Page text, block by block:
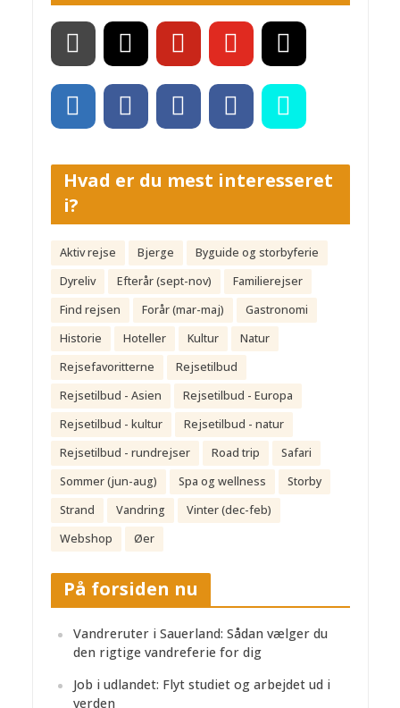
Hvad er du mest interesseret
i?
Aktiv rejse Bjerge
Byguide og storbyferie
Dyreliv
Efterår (sept-nov)
Familierejser
Find rejsen
Forår (mar-maj)
Gastronomi
Historie
Hoteller Kultur
Natur
Rejsefavoritterne
Rejsetilbud
Rejsetilbud - Asien
Rejsetilbud - Europa
Rejsetilbud - kultur
Rejsetilbud - natur
Rejsetilbud - rundrejser
Road trip
Safari
Sommer (jun-aug)
Spa og wellness
Storby
Strand
Vandring
Vinter (dec-feb)
Webshop
Øer
På forsiden nu
Vandreruter i Sauerland: Sådan vælger du
den rigtige vandreferie for dig
Job i udlandet: Flyt studiet og arbejdet ud i
verden